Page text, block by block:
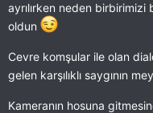
ayrılırken neden
oldun
Cevre komşular ile olan
gelen karşılıklı saygının
Kameranın hosuna